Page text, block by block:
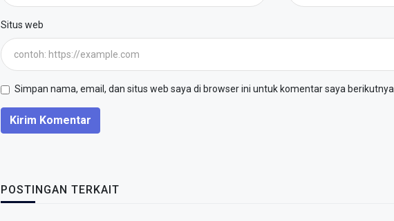
Situs web
Simpan nama, email, dan situs web saya di browser ini untuk komentar saya berikutnya.
Kirim Komentar
POSTINGAN TERKAIT